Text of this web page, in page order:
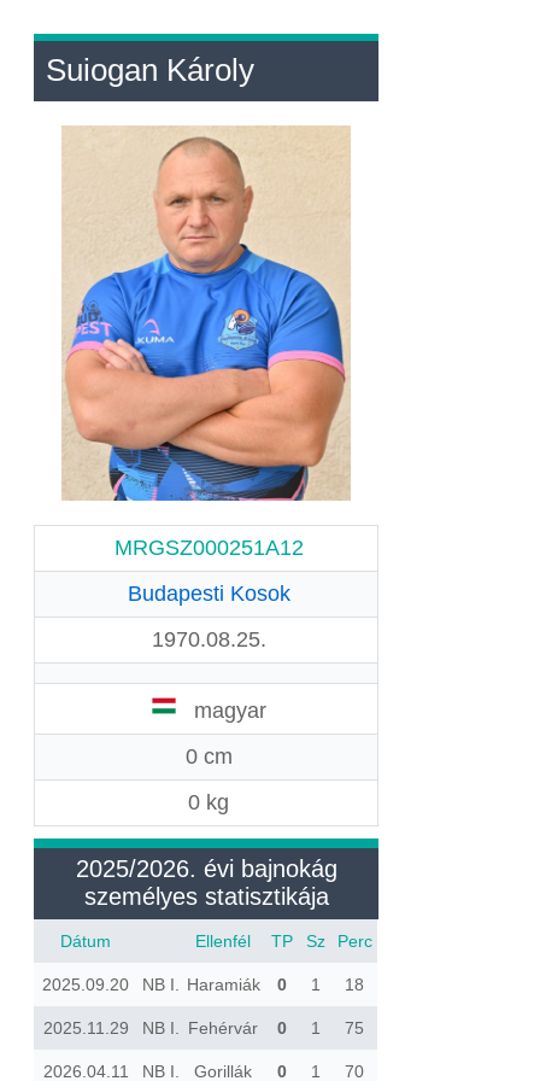
Suiogan Károly
MRGSZ000251A12
Budapesti Kosok
1970.08.25.
magyar
0 cm
0 kg
2025/2026. évi bajnokág
személyes statisztikája
Dátum Ellenfél TP Sz Perc
2025.09.20 NB I. Haramiák 0 1 18
2025.11.29 NB I. Fehérvár 0 1 75
2026.04.11 NB I. Gorillák 0 1 70